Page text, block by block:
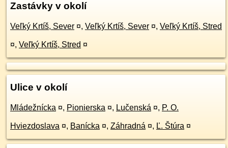
Zastávky v okolí
Veľký Krtíš, Sever ¤, Veľký Krtíš, Sever ¤, Veľký Krtíš, Stred
¤, Veľký Krtíš, Stred ¤
Ulice v okolí
Mládežnícka ¤, Pionierska ¤, Lučenská ¤, P. O.
Hviezdoslava ¤, Banícka ¤, Záhradná ¤, Ľ. Štúra ¤